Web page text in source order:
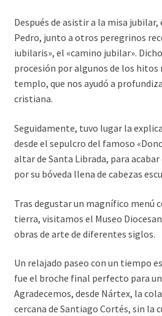
Después de asistir a la misa jubilar,
Pedro, junto a otros peregrinos
iubilaris», el «camino jubilar».
procesión por algunos de los
templo, que nos ayudó a
cristiana.
Seguidamente, tuvo lugar la
desde el sepulcro del famoso
altar de Santa Librada, para
por su bóveda llena de cabezas
Tras degustar un magnífico menú
tierra, visitamos el Museo
obras de arte de diferentes siglos.
Un relajado paseo con un tiempo
fue el broche final perfecto para
Agradecemos, desde Nártex, la
cercana de Santiago Cortés, sin la